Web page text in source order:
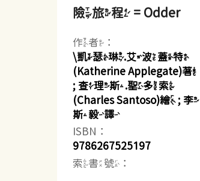
險旅程 = Odder
作者：
\凱瑟琳.艾波蓋特
(Katherine Applegate)著
; 查理斯.聖多索
(Charles Santoso)繪 ; 李
斯毅譯
ISBN：
9786267525197
索書號：